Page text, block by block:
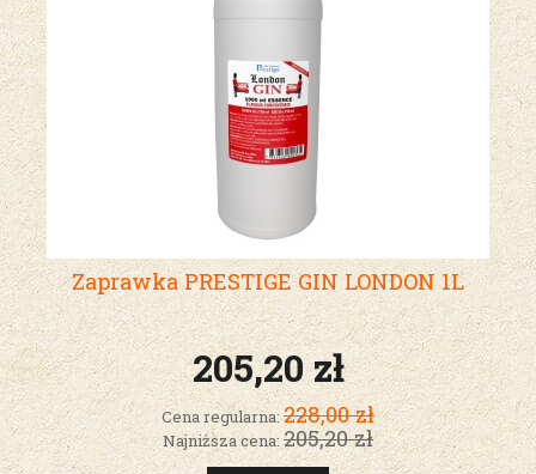
Zaprawka PRESTIGE GIN LONDON 1L
205,20 zł
Cena regularna: 228,00 zł
Najniższa cena: 205,20 zł